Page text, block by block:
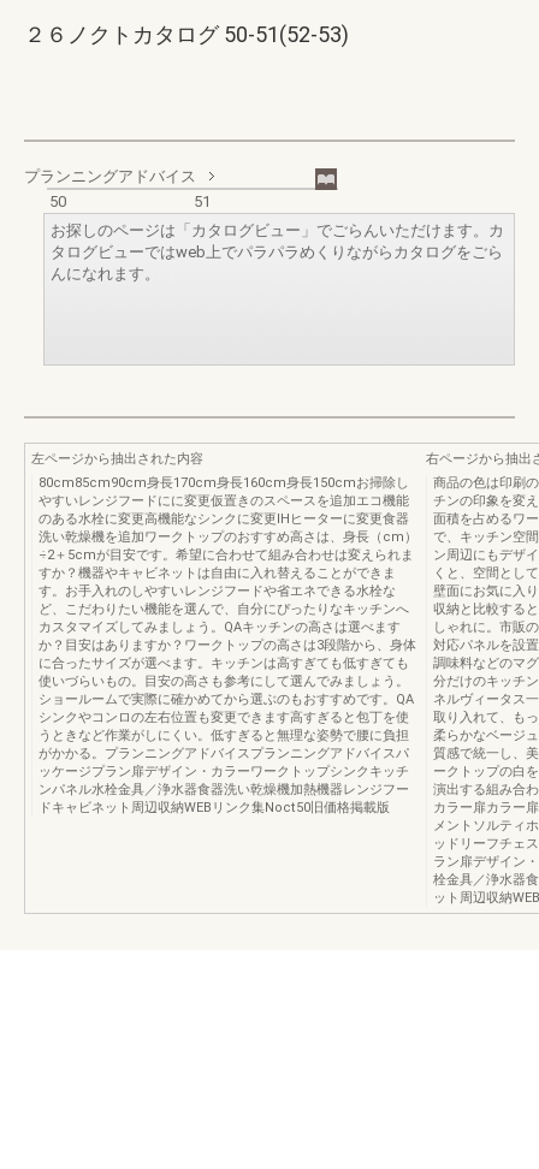
２６ノクトカタログ 50-51(52-53)
プランニングアドバイス
50
51
お探しのページは「カタログビュー」でごらんいただけます。カ
タログビューではweb上でパラパラめくりながらカタログをごら
んになれます。
左ページから抽出された内容
80cm85cm90cm身長170cm身長160cm身長150cmお掃除し
やすいレンジフードにに変更仮置きのスペースを追加エコ機能
のある水栓に変更高機能なシンクに変更IHヒーターに変更食器
洗い乾燥機を追加ワークトップのおすすめ高さは、身長（cm）
÷2＋5cmが目安です。希望に合わせて組み合わせは変えられま
すか？機器やキャビネットは自由に入れ替えることができま
す。お手入れのしやすいレンジフードや省エネできる水栓な
ど、こだわりたい機能を選んで、自分にぴったりなキッチンへ
カスタマイズしてみましょう。QAキッチンの高さは選べます
か？目安はありますか？ワークトップの高さは3段階から、身体
に合ったサイズが選べます。キッチンは高すぎても低すぎても
使いづらいもの。目安の高さも参考にして選んでみましょう。
ショールームで実際に確かめてから選ぶのもおすすめです。QA
シンクやコンロの左右位置も変更できます高すぎると包丁を使
うときなど作業がしにくい。低すぎると無理な姿勢で腰に負担
がかかる。プランニングアドバイスプランニングアドバイスパ
ッケージプラン扉デザイン・カラーワークトップシンクキッチ
ンパネル水栓金具／浄水器食器洗い乾燥機加熱機器レンジフー
ドキャビネット周辺収納WEBリンク集Noct50旧価格掲載版
右ページから抽出
商品の色は印刷
チンの印象を変
面積を占めるワ
で、キッチン空
ン周辺にもデザ
くと、空間とし
壁面にお気に入
収納と比較する
しゃれに。市販
対応パネルを設
調味料などのマ
分だけのキッチ
ネルヴィータス
取り入れて、も
柔らかなベージ
質感で統一し、
ークトップの白
演出する組み合
カラー扉カラー
メントソルティ
ッドリーフチェ
ラン扉デザイン
栓金具／浄水器
ット周辺収納